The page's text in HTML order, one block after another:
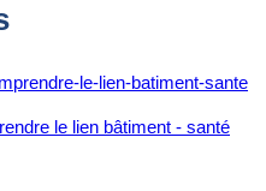
le lien bâtiment - santé